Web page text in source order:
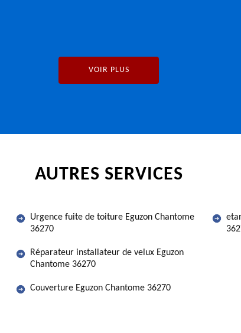
VOIR PLUS
AUTRES SERVICES
Urgence fuite de toiture Eguzon Chantome
36270
Réparateur installateur de velux Eguzon
Chantome 36270
Couverture Eguzon Chantome 36270